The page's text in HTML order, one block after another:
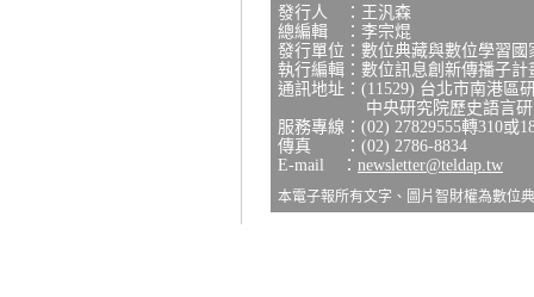
發行人 ：王汎森
總編輯 ：李宗焜
發行單位：數位典藏與數位學習
執行編輯：數位訊息創新傳播子計
通訊地址：(11529) 台北市南港區
中央研究院歷史語言研究
服務專線：(02) 27829555轉310或
傳真 ：(02) 2786-8834
E-mail ： newsletter@teldap.tw
本電子報所有文字、圖片智財權為數位